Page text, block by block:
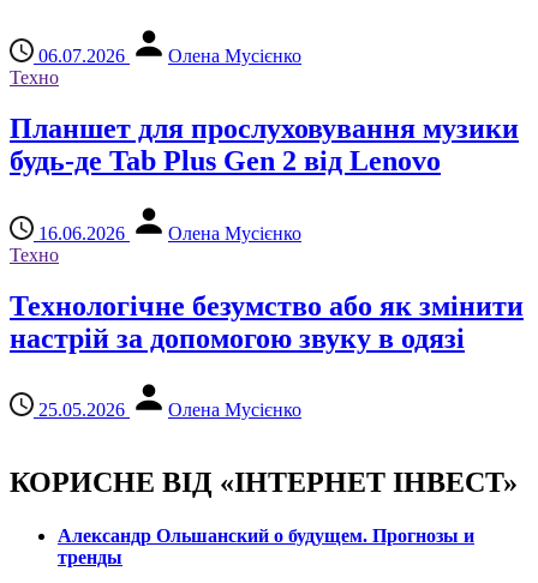
06.07.2026
Олена Мусієнко
Техно
Планшет для прослуховування музики
будь-де Tab Plus Gen 2 від Lenovo
16.06.2026
Олена Мусієнко
Техно
Технологічне безумство або як змінити
настрій за допомогою звуку в одязі
25.05.2026 Олена Мусієнко
КОРИСНЕ ВІД «ІНТЕРНЕТ ІНВЕСТ»
Александр Ольшанский о будущем. Прогнозы и
тренды